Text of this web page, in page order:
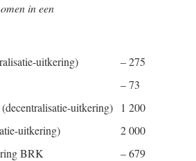
in een
uitkering)
– 275
– 73
uitkering)
1 200
uitkering)
2 000
BRK
– 679